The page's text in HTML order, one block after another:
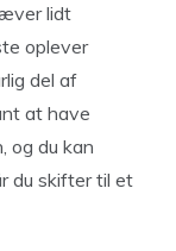
lidt
oplever
del af
at have
og du kan
du skifter til et